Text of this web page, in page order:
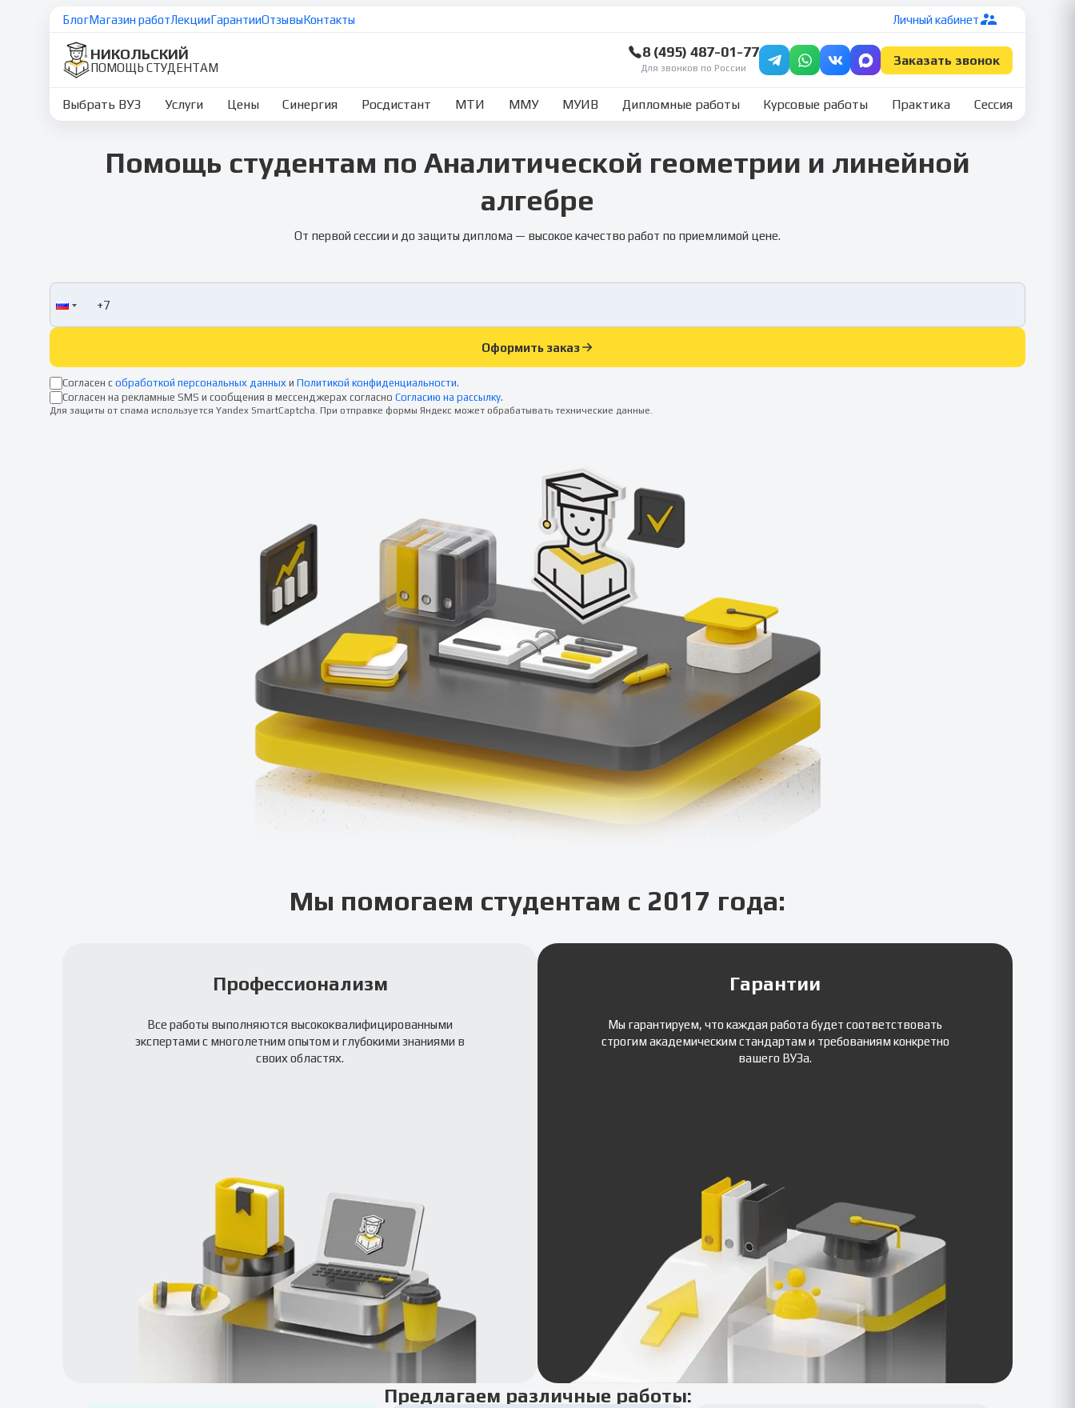
БлогМагазин работЛекцииГарантииОтзывыКонтакты Личный кабинет
НИКОЛЬСКИЙ
ПОМОЩЬ СТУДЕНТАМ
8 (495) 487-01-77
Для звонков по России
Заказать звонок
Выбрать ВУЗ Услуги Цены Синергия Росдистант МТИ ММУ МУИВ Дипломные работы Курсовые работы Практика Сессия
Помощь студентам по Аналитической геометрии и линейной
алгебре
От первой сессии и до защиты диплома — высокое качество работ по приемлимой цене.
Оформить заказ
Согласен с обработкой персональных данных и Политикой конфиденциальности.
Согласен на рекламные SMS и сообщения в мессенджерах согласно Согласию на рассылку.
Для защиты от спама используется Yandex SmartCaptcha. При отправке формы Яндекс может обрабатывать технические данные.
Мы помогаем студентам с 2017 года:
Профессионализм
Все работы выполняются высококвалифицированными
экспертами с многолетним опытом и глубокими знаниями в
своих областях.
Гарантии
Мы гарантируем, что каждая работа будет соответствовать
строгим академическим стандартам и требованиям конкретно
вашего ВУЗа.
Предлагаем различные работы: